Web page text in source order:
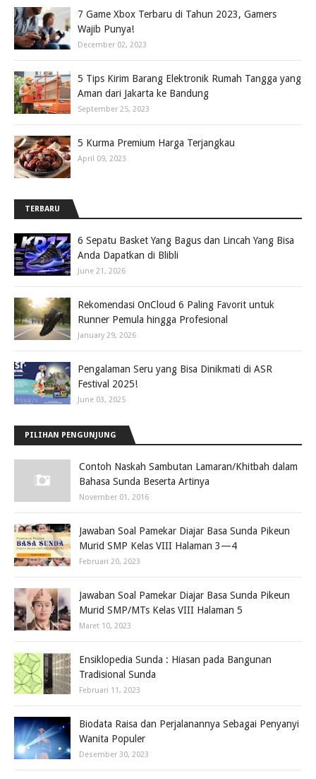
7 Game Xbox Terbaru di Tahun 2023, Gamers
Wajib Punya!
December 02, 2023
5 Tips Kirim Barang Elektronik Rumah Tangga yang
Aman dari Jakarta ke Bandung
September 25, 2023
5 Kurma Premium Harga Terjangkau
April 09, 2023
TERBARU
6 Sepatu Basket Yang Bagus dan Lincah Yang Bisa
Anda Dapatkan di Blibli
June 21, 2026
Rekomendasi OnCloud 6 Paling Favorit untuk
Runner Pemula hingga Profesional
January 29, 2026
Pengalaman Seru yang Bisa Dinikmati di ASR
Festival 2025!
June 03, 2025
PILIHAN PENGUNJUNG
Contoh Naskah Sambutan Lamaran/Khitbah dalam
Bahasa Sunda Beserta Artinya
November 01, 2016
Jawaban Soal Pamekar Diajar Basa Sunda Pikeun
Murid SMP Kelas VIII Halaman 3—4
Februari 20, 2023
Jawaban Soal Pamekar Diajar Basa Sunda Pikeun
Murid SMP/MTs Kelas VIII Halaman 5
Maret 10, 2023
Ensiklopedia Sunda : Hiasan pada Bangunan
Tradisional Sunda
Februari 11, 2023
Biodata Raisa dan Perjalanannya Sebagai Penyanyi
Wanita Populer
Desember 30, 2023